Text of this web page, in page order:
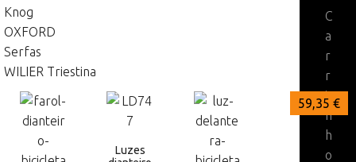
Knog
OXFORD
Serfas
WILIER Triestina
80,95 €
69,00 €
Luzes
59,35 €
C
a
r
r
i
n
h
o